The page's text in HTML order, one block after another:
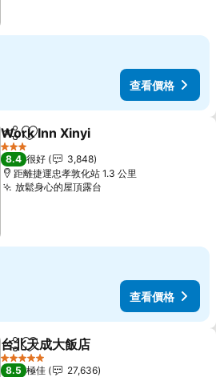
查看價格
分享 放到收藏夾
Work Inn Xinyi
3 星級
8.4 很好
3,848
距離捷運忠孝敦化站 1.3 公里
放鬆身心的屋頂露台
查看價格
分享 放到收藏夾
台北天成大飯店
5 星級
8.5 極佳
27,636